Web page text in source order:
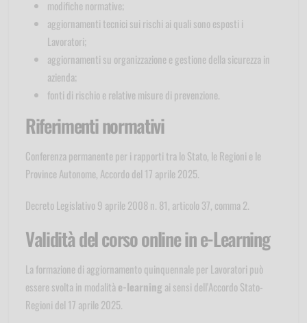
modifiche normative;
aggiornamenti tecnici sui rischi ai quali sono esposti i
Lavoratori;
aggiornamenti su organizzazione e gestione della sicurezza in
azienda;
fonti di rischio e relative misure di prevenzione.
Riferimenti normativi
Conferenza permanente per i rapporti tra lo Stato, le Regioni e le
Province Autonome, Accordo del 17 aprile 2025.
Decreto Legislativo 9 aprile 2008 n. 81, articolo 37, comma 2.
Validità del corso online in e-Learning
La formazione di aggiornamento quinquennale per Lavoratori può
essere svolta in modalità e-learning ai sensi dell'Accordo Stato-
Regioni del 17 aprile 2025.